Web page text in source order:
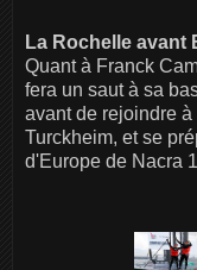
La Rochelle avant
Quant à Franck
fera un saut à sa
avant de rejoindre
Turckheim, et se
d'Europe de Nacra